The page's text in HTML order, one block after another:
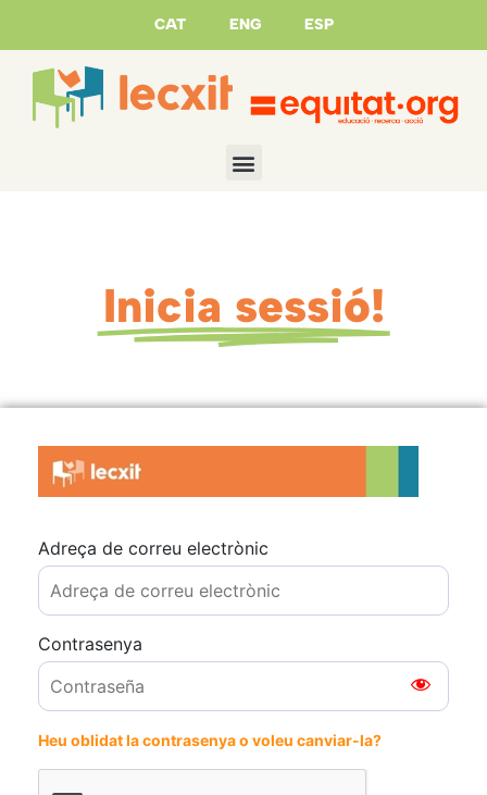
CAT ENG ESP
Inicia sessió!
Adreça de correu electrònic
Contrasenya
Heu oblidat la contrasenya o voleu canviar-la?